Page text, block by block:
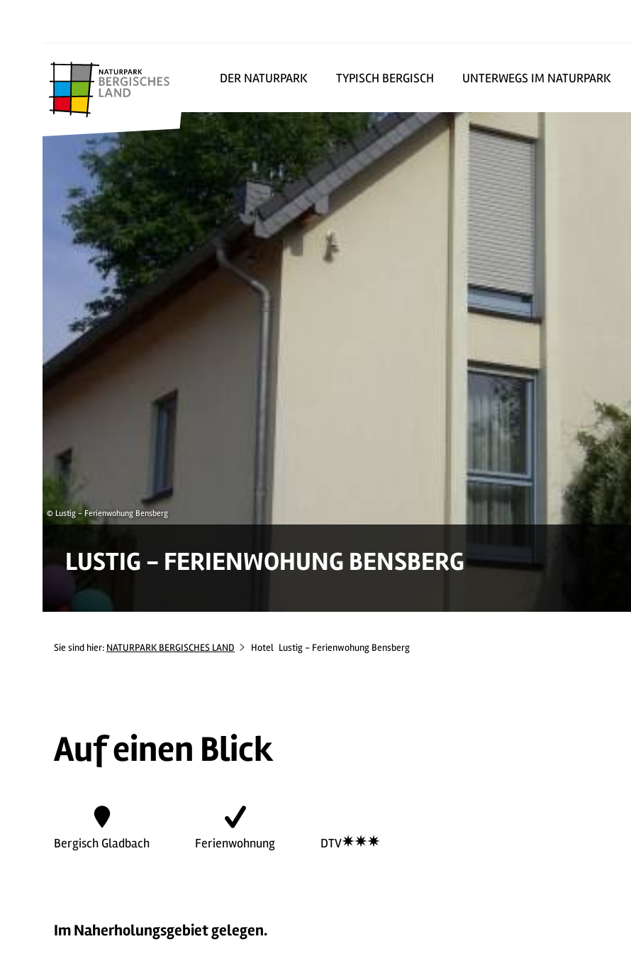
DER NATURPARK TYPISCH BERGISCH UNTERWEGS IM NATURPARK
© Lustig - Ferienwohung Bensberg
LUSTIG - FERIENWOHUNG BENSBERG
Sie sind hier: NATURPARK BERGISCHES LAND Hotel Lustig - Ferienwohung Bensberg
Auf einen Blick
Bergisch Gladbach Ferienwohnung DTV
Im Naherholungsgebiet gelegen.